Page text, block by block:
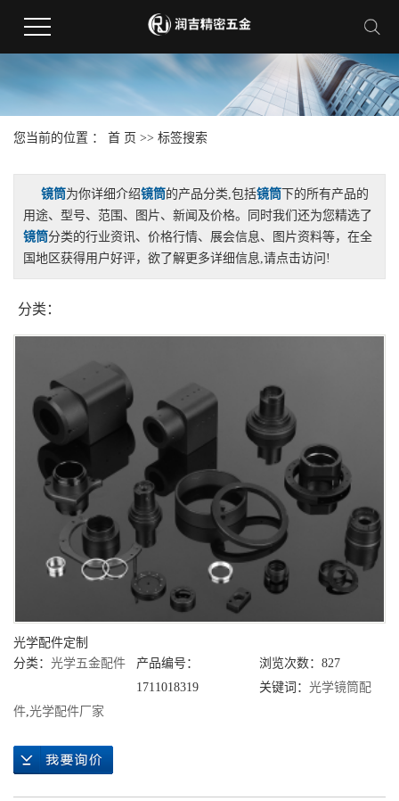
您当前的位置 ： 首 页 >> 标签搜索
镜筒为你详细介绍镜筒的产品分类,包括镜筒 下的所有产品的
用途、型号、范围、图片、新闻及价格。同时我们还为您精选了
镜筒分类的行业资讯、价格行情、展会信息、图片资料等，在全
国地区获得用户好评，欲了解更多详细信息,请点击访问!
分类：
光学配件定制
分类： 光学五金配件
产品编号：
1711018319
浏览次数：827
关键词： 光学镜筒配
件,光学配件厂家